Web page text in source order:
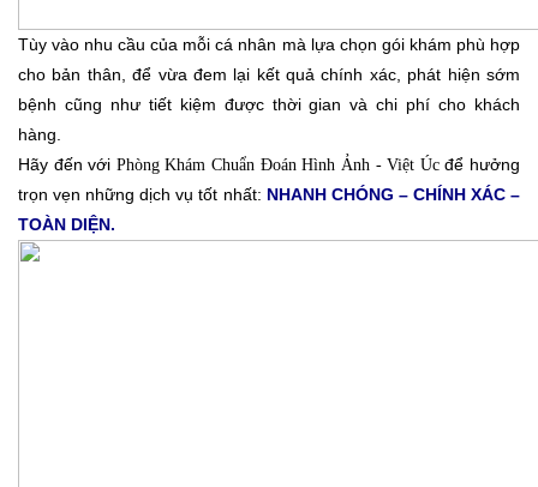
Tùy vào nhu cầu của mỗi cá nhân mà lựa chọn gói khám phù hợp
cho bản thân, để vừa đem lại kết quả chính xác, phát hiện sớm
bệnh cũng như tiết kiệm được thời gian và chi phí cho khách
hàng.
Hãy đến với Phòng Khám Chuẩn Đoán Hình Ảnh - Việt Úcđể hưởng
trọn vẹn những dịch vụ tốt nhất: NHANH CHÓNG – CHÍNH XÁC –
TOÀN DIỆN.